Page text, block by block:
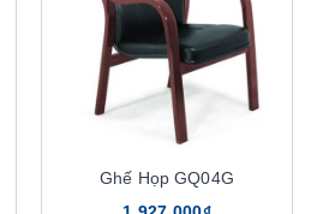
Ghế Họp GQ04G